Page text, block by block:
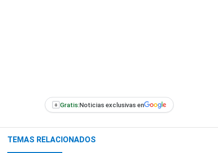
+ Gratis:Noticias exclusivas en
TEMAS RELACIONADOS